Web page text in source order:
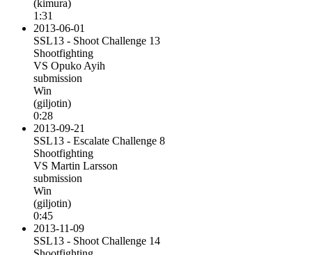
(kimura)
1:31
2013-06-01
SSL13 - Shoot Challenge 13
Shootfighting
VS Opuko Ayih
submission
Win
(giljotin)
0:28
2013-09-21
SSL13 - Escalate Challenge 8
Shootfighting
VS Martin Larsson
submission
Win
(giljotin)
0:45
2013-11-09
SSL13 - Shoot Challenge 14